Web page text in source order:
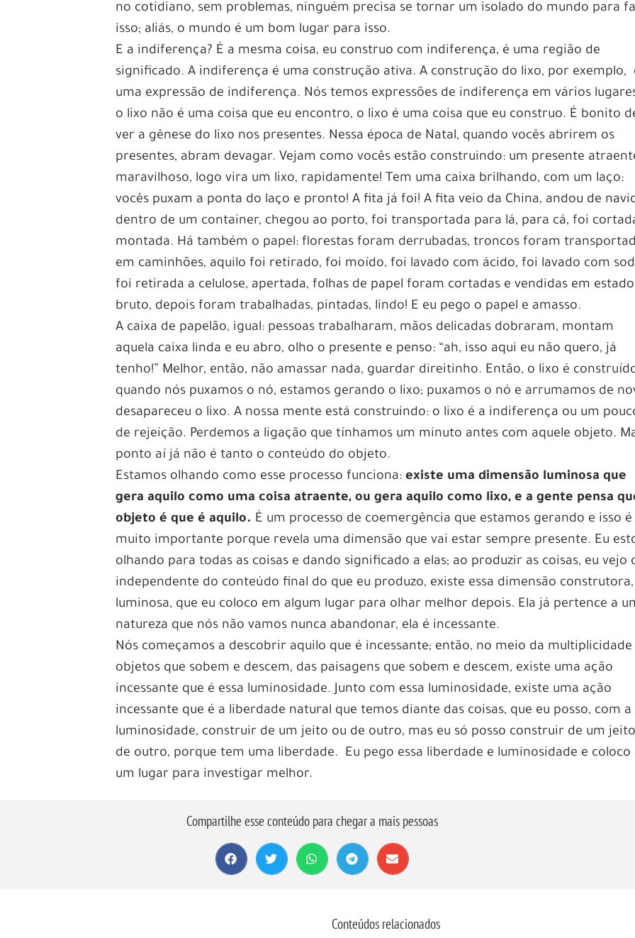
no cotidiano, sem problemas, ninguém precisa se tornar um isolado do mundo para
isso; aliás, o mundo é um bom lugar para isso.
E a indiferença? É a mesma coisa, eu construo com indiferença, é uma região de
significado. A indiferença é uma construção ativa. A construção do lixo, por exemplo,
uma expressão de indiferença. Nós temos expressões de indiferença em vários
o lixo não é uma coisa que eu encontro, o lixo é uma coisa que eu construo. É bonito
ver a gênese do lixo nos presentes. Nessa época de Natal, quando vocês abrirem os
presentes, abram devagar. Vejam como vocês estão construindo: um presente
maravilhoso, logo vira um lixo, rapidamente! Tem uma caixa brilhando, com um laço:
vocês puxam a ponta do laço e pronto! A fita já foi! A fita veio da China, andou de
dentro de um container, chegou ao porto, foi transportada para lá, para cá, foi
montada. Há também o papel: florestas foram derrubadas, troncos foram
em caminhões, aquilo foi retirado, foi moído, foi lavado com ácido, foi lavado com
foi retirada a celulose, apertada, folhas de papel foram cortadas e vendidas em estado
bruto, depois foram trabalhadas, pintadas, lindo! E eu pego o papel e amasso.
A caixa de papelão, igual: pessoas trabalharam, mãos delicadas dobraram, montam
aquela caixa linda e eu abro, olho o presente e penso: “ah, isso aqui eu não quero, já
tenho!” Melhor, então, não amassar nada, guardar direitinho. Então, o lixo é
quando nós puxamos o nó, estamos gerando o lixo; puxamos o nó e arrumamos de
desapareceu o lixo. A nossa mente está construindo: o lixo é a indiferença ou um
de rejeição. Perdemos a ligação que tínhamos um minuto antes com aquele objeto.
ponto aí já não é tanto o conteúdo do objeto.
Estamos olhando como esse processo funciona:existe uma dimensão luminosa que
gera aquilo como uma coisa atraente, ou gera aquilo como lixo, e a gente pensa
objeto é que é aquilo. É um processo de coemergência que estamos gerando e isso é
muito importante porque revela uma dimensão que vai estar sempre presente. Eu
olhando para todas as coisas e dando significado a elas; ao produzir as coisas, eu vejo
independente do conteúdo final do que eu produzo, existe essa dimensão construtora,
luminosa, que eu coloco em algum lugar para olhar melhor depois. Ela já pertence a
natureza que nós não vamos nunca abandonar, ela é incessante.
Nós começamos a descobrir aquilo que é incessante; então, no meio da multiplicidade
objetos que sobem e descem, das paisagens que sobem e descem, existe uma ação
incessante que é essa luminosidade. Junto com essa luminosidade, existe uma ação
incessante que é a liberdade natural que temos diante das coisas, que eu posso, com a
luminosidade, construir de um jeito ou de outro, mas eu só posso construir de um
de outro, porque tem uma liberdade. Eu pego essa liberdade e luminosidade e coloco
um lugar para investigar melhor.
Compartilhe esse conteúdo para chegar a mais pessoas
Conteúdos relacionados